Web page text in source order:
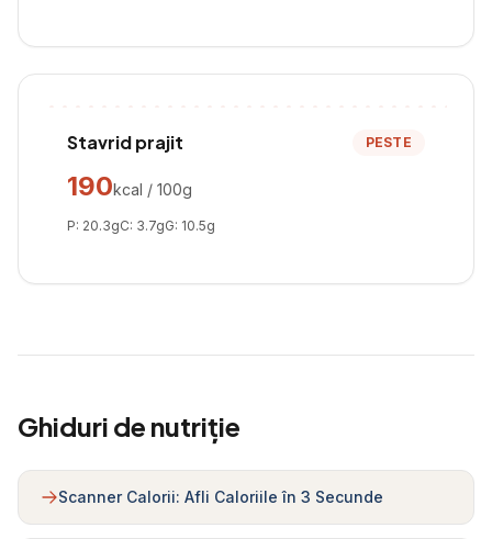
Stavrid prajit PESTE
190kcal / 100g
P: 20.3gC: 3.7gG: 10.5g
Ghiduri de nutriție
Scanner Calorii: Afli Caloriile în 3 Secunde